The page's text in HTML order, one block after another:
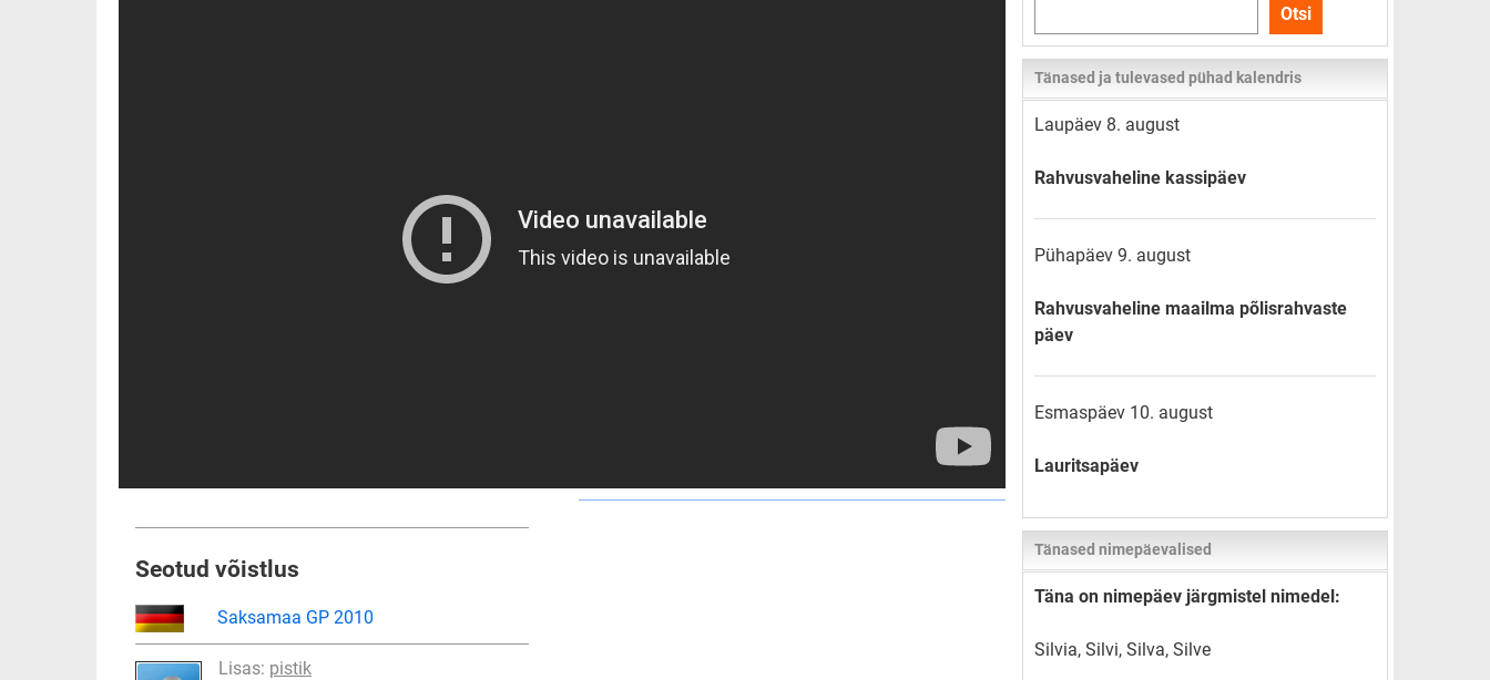
Seotud võistlus
Saksamaa GP 2010
Lisas: pistik
kogu
lehelt
Otsi
Tänased ja tulevased pühad kalendris
Laupäev 8. august
Rahvusvaheline kassipäev
Pühapäev 9. august
Rahvusvaheline maailma põlisrahvaste
päev
Esmaspäev 10. august
Lauritsapäev
Tänased nimepäevalised
Täna on nimepäev järgmistel nimedel:
Silvia, Silvi, Silva, Silve